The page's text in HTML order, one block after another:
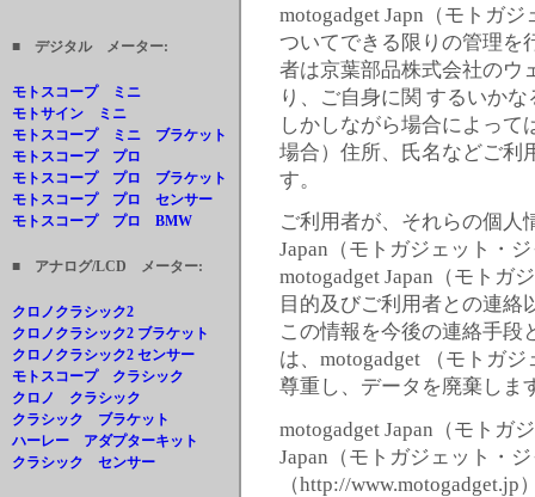
■ デジタル メーター:
モトスコープ ミニ
モトサイン ミニ
モトスコープ ミニ ブラケット
モトスコープ プロ
モトスコープ プロ ブラケット
モトスコープ プロ センサー
モトスコープ プロ BMW
■ アナログ/LCD メーター:
クロノクラシック2
クロノクラシック2 ブラケット
クロノクラシック2 センサー
モトスコープ クラシック
クロノ クラシック
クラシック ブラケット
ハーレー アダプターキット
クラシック センサー
motogadget Japn（モトガ
ついてできる限りの管理を
者は京葉部品株式会社のウ
り、ご自身に関 するいか
しかしながら場合によって
場合）住所、氏名などご利
す。
ご利用者が、それらの個人
Japan（モトガジェット・
motogadget Japan（モトガ
目的及びご利用者との連絡
この情報を今後の連絡手段
は、motogadget （モトガ
尊重し、データを廃棄しま
motogadget Japan（モトガ
Japan（モトガジェット・
（http://